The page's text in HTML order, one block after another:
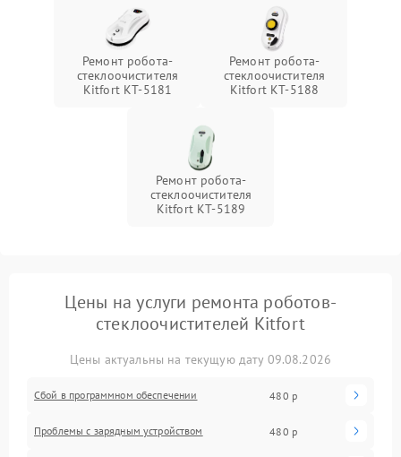
Ремонт робота-
стеклоочистителя
Kitfort КТ-5181
Ремонт робота-
стеклоочистителя
Kitfort КТ-5188
Ремонт робота-
стеклоочистителя
Kitfort КТ-5189
Цены на услуги ремонта роботов-
стеклоочистителей Kitfort
Цены актуальны на текущую дату 09.08.2026
Сбой в программном обеспечении 480 р
Проблемы с зарядным устройством 480 р